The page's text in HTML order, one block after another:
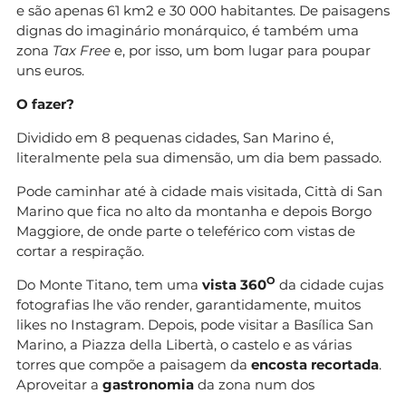
e são apenas 61 km2 e 30 000 habitantes. De paisagens
dignas do imaginário monárquico, é também uma
zona Tax Free e, por isso, um bom lugar para poupar
uns euros.
O fazer?
Dividido em 8 pequenas cidades, San Marino é,
literalmente pela sua dimensão, um dia bem passado.
Pode caminhar até à cidade mais visitada, Città di San
Marino que fica no alto da montanha e depois Borgo
Maggiore, de onde parte o teleférico com vistas de
cortar a respiração.
Do Monte Titano, tem uma vista 360O da cidade cujas
fotografias lhe vão render, garantidamente, muitos
likes no Instagram. Depois, pode visitar a Basílica San
Marino, a Piazza della Libertà, o castelo e as várias
torres que compõe a paisagem da encosta recortada.
Aproveitar a gastronomia da zona num dos